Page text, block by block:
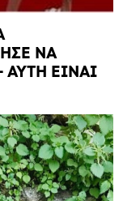
ΝΑ
ΕΙΝΑΙ